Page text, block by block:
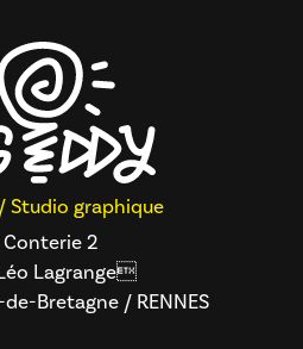
/ Studio graphique
Conterie 2
Lagrange
Bretagne / RENNES